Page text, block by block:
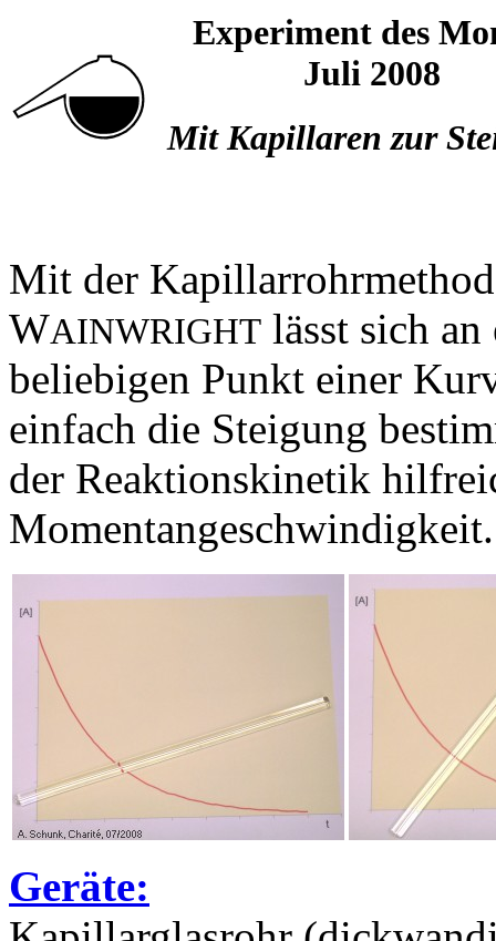
Experiment des
Juli 2008
Mit Kapillaren zur
Mit der
WAINWRIGHT lässt sich an
beliebigen Punkt einer
einfach die Steigung
der Reaktionskinetik
Momentangeschwindigkeit.
Geräte: